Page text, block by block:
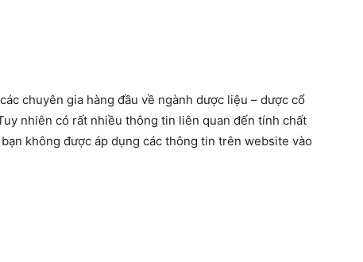
chuyên gia hàng đầu về ngành dược liệu – dược cổ
nhiên có rất nhiều thông tin liên quan đến tính chất
không được áp dụng các thông tin trên website vào